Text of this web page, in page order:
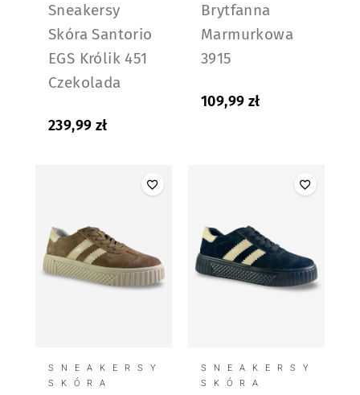
Sneakersy
Skóra Santorio
EGS Królik 451
Czekolada
239,99 zł
Brytfanna
Marmurkowa
3915
109,99 zł
SNEAKERSY
SKÓRA
SNEAKERSY
SKÓRA